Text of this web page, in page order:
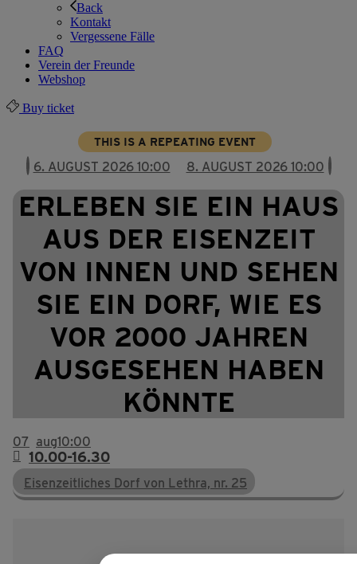
Back
Kontakt
Vergessene Fälle
FAQ
Verein der Freunde
Webshop
Buy ticket
THIS IS A REPEATING EVENT
6. AUGUST 2026 10:00 8. AUGUST 2026 10:00
ERLEBEN SIE EIN HAUS
AUS DER EISENZEIT
VON INNEN UND SEHEN
SIE EIN DORF, WIE ES
VOR 2000 JAHREN
AUSGESEHEN HABEN
KÖNNTE
07 aug10:00
10.00-16.30
Eisenzeitliches Dorf von Lethra, nr. 25